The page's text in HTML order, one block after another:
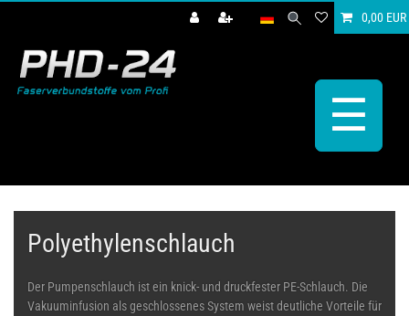
0,00 EUR
☰
Polyethylenschlauch
Der Pumpenschlauch ist ein knick- und druckfester PE-Schlauch. Die
Vakuuminfusion als geschlossenes System weist deutliche Vorteile für